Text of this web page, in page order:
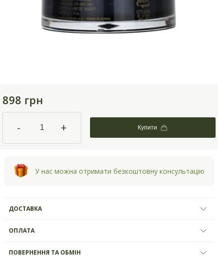
898 грн
- + Купити
У нас можна отримати безкоштовну консультацію
ДОСТАВКА
ОПЛАТА
ПОВЕРНЕННЯ ТА ОБМІН